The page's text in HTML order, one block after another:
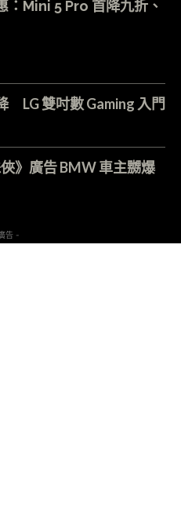
：Mini 5 Pro 首降九折、
LG 雙吋數 Gaming 入門
》廣告 BMW 車主嬲爆
告 -